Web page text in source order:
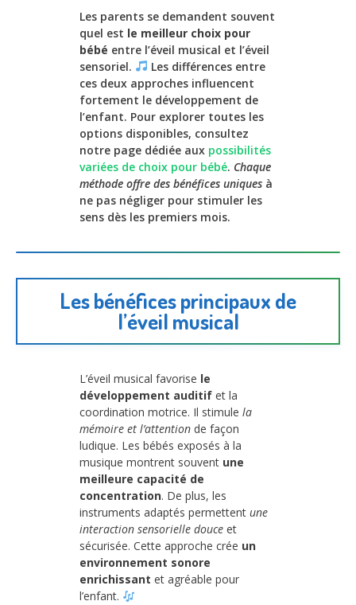
Les parents se demandent souvent
quel est le meilleur choix pour
bébé entre l’éveil musical et l’éveil
sensoriel.
Les différences entre
ces deux approches influencent
fortement le développement de
l’enfant. Pour explorer toutes les
options disponibles, consultez
notre page dédiée aux possibilités
variées de choix pour bébé. Chaque
méthode offre des bénéfices uniques à
ne pas négliger pour stimuler les
sens dès les premiers mois.
Les bénéfices principaux de
l’éveil musical
L’éveil musical favorise le
développement auditif et la
coordination motrice. Il stimule la
mémoire et l’attention de façon
ludique. Les bébés exposés à la
musique montrent souvent une
meilleure capacité de
concentration. De plus, les
instruments adaptés permettent une
interaction sensorielle douce et
sécurisée. Cette approche crée un
environnement sonore
enrichissant et agréable pour
l’enfant.